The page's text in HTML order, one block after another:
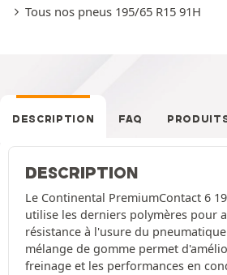
Tous nos pneus 195/65 R15 91H
DESCRIPTION FAQ
DESCRIPTION
Le Continental PremiumContact 6
utilise les derniers polymères pour
résistance à l'usure du
mélange de gomme permet
freinage et les performances en